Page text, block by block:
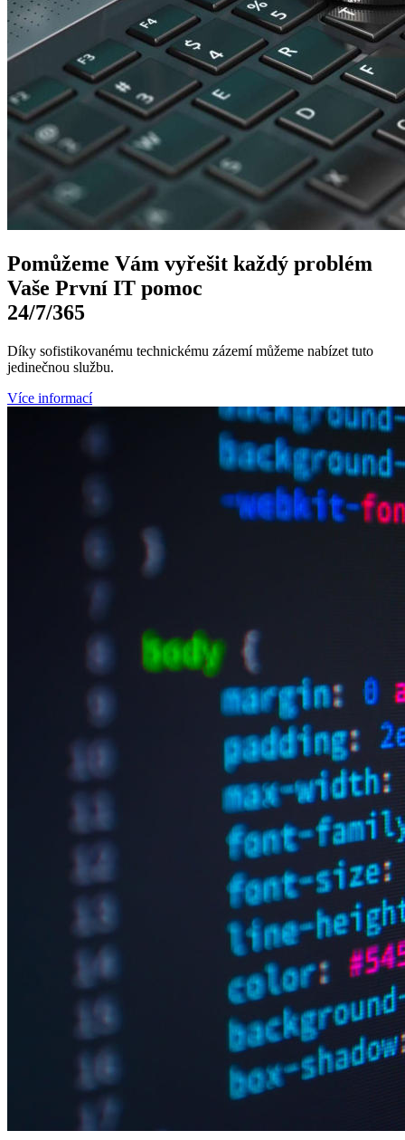
Pomůžeme Vám vyřešit každý problém
Vaše První IT pomoc
24/7/365
Díky sofistikovanému technickému zázemí můžeme nabízet tuto
jedinečnou službu.
Více informací